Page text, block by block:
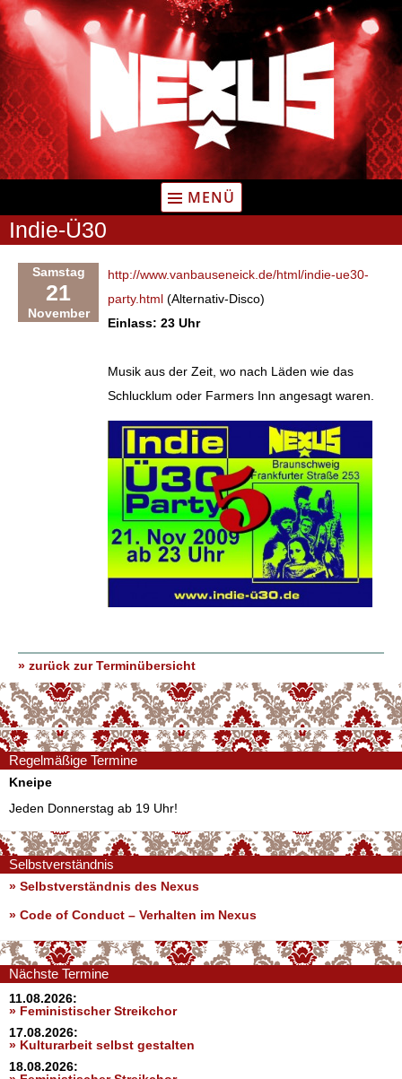
Zum
Inhalt
springen
MENÜ
Indie-Ü30
Samstag
21
November
http://www.vanbauseneick.de/html/indie-ue30-
party.html (Alternativ-Disco)
Einlass: 23 Uhr
Musik aus der Zeit, wo nach Läden wie das
Schlucklum oder Farmers Inn angesagt waren.
» zurück zur Terminübersicht
Regelmäßige Termine
Kneipe
Jeden Donnerstag ab 19 Uhr!
Selbstverständnis
» Selbstverständnis des Nexus
» Code of Conduct – Verhalten im Nexus
Nächste Termine
11.08.2026:
» Feministischer Streikchor
17.08.2026:
» Kulturarbeit selbst gestalten
18.08.2026: